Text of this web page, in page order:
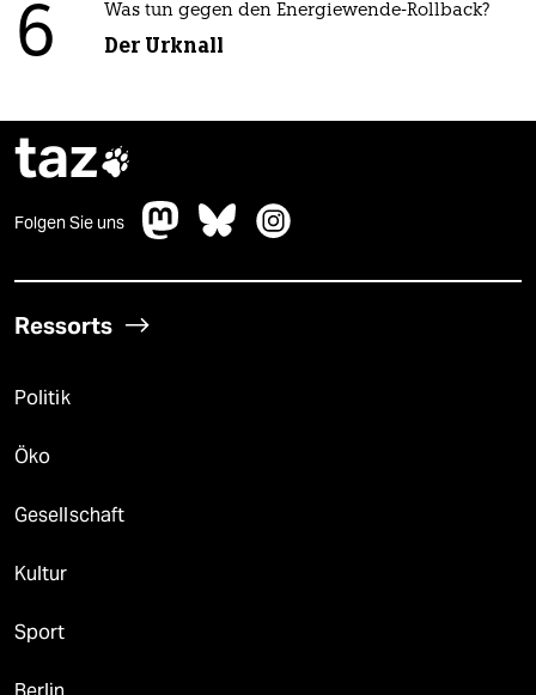
6 Was tun gegen den Energiewende-Rollback?
Der Urknall
taz
Folgen Sie uns
Ressorts
Politik
Öko
Gesellschaft
Kultur
Sport